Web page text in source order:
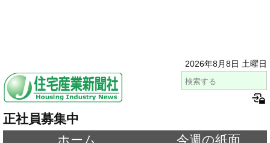
2026年8月8日 土曜日
正社員募集中
ホーム
今週の紙面